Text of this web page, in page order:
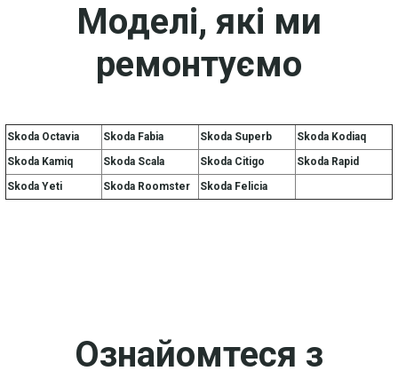
Моделі, які ми
ремонтуємо
Skoda Octavia Skoda Fabia Skoda Superb
Skoda Kodiaq
Skoda Kamiq
Skoda Scala Skoda Citigo
Skoda Rapid
Skoda Yeti
Skoda Roomster Skoda Felicia
Ознайомтеся з